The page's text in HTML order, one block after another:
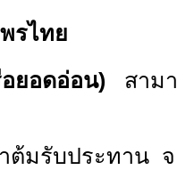
รไทย
อยอดอ่อน) สาม
ต้มรับประทาน